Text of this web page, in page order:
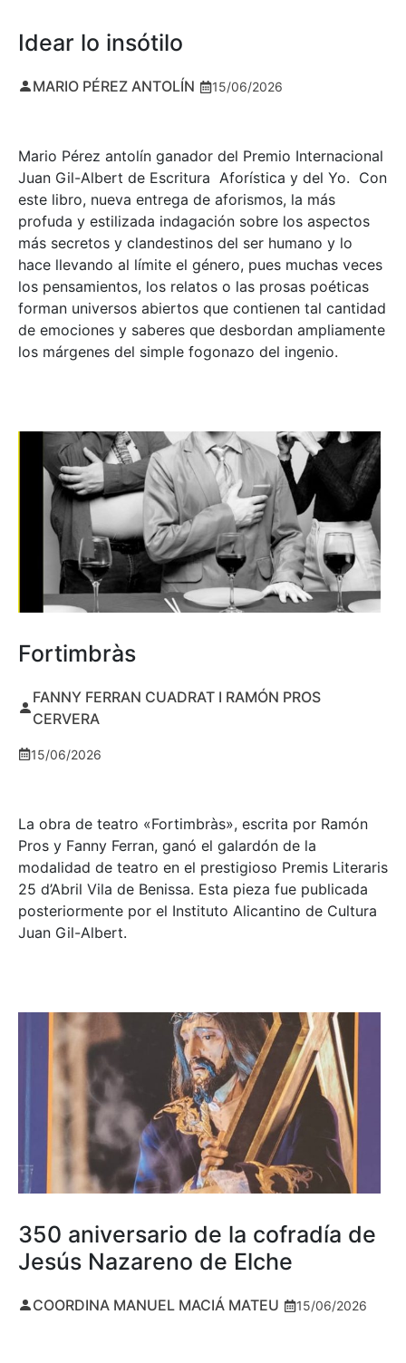
Idear lo insótilo
MARIO PÉREZ ANTOLÍN 15/06/2026
Mario Pérez antolín ganador del Premio Internacional
Juan Gil-Albert de Escritura Aforística y del Yo. Con
este libro, nueva entrega de aforismos, la más
profuda y estilizada indagación sobre los aspectos
más secretos y clandestinos del ser humano y lo
hace llevando al límite el género, pues muchas veces
los pensamientos, los relatos o las prosas poéticas
forman universos abiertos que contienen tal cantidad
de emociones y saberes que desbordan ampliamente
los márgenes del simple fogonazo del ingenio.
Fortimbràs
FANNY FERRAN CUADRAT I RAMÓN PROS
CERVERA
15/06/2026
La obra de teatro «Fortimbràs», escrita por Ramón
Pros y Fanny Ferran, ganó el galardón de la
modalidad de teatro en el prestigioso Premis Literaris
25 d’Abril Vila de Benissa. Esta pieza fue publicada
posteriormente por el Instituto Alicantino de Cultura
Juan Gil-Albert.
350 aniversario de la cofradía de
Jesús Nazareno de Elche
COORDINA MANUEL MACIÁ MATEU 15/06/2026